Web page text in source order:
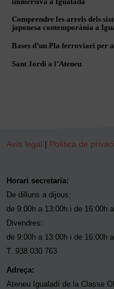
Comprendre les arrels dels
japonesa contemporània a
Bases d’un Pla ferroviari per
Sant Jordi a l’Ateneu
Avís legal | Política de
Horari secretaria:
De dilluns a dijous:
de 9:00h a 13:00h i de 16:00h
Divendres:
de 9:00h a 13:00h i de 16:00h
T. 938 030 763
Adreça:
Ateneu Igualadí de la Classe